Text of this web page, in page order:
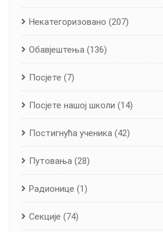
Некатегоризовано (207)
Обавјештења (136)
Посјете (7)
Посјете нашој школи (14)
Постигнућа ученика (42)
Путовања (28)
Радионице (1)
Секције (74)